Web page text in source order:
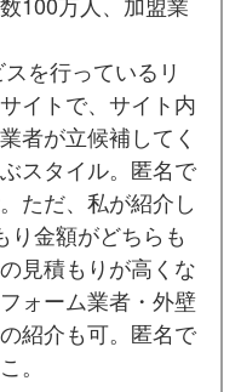
を行っているリ
イトで、サイト内
者が立候補してく
スタイル。匿名で
ただ、私が紹介し
り金額がどちらも
見積もりが高くな
ォーム業者・外壁
紹介も可。匿名で
。